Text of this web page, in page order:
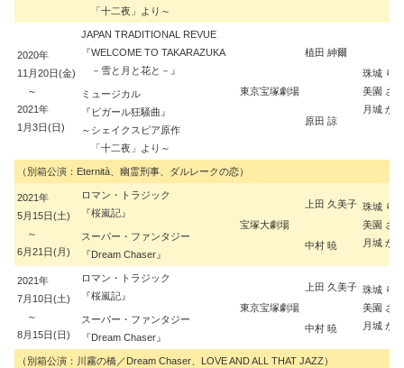
「十二夜」より～
2020年
11月20日(金)
～
2021年
1月3日(日)
JAPAN TRADITIONAL REVUE
『WELCOME TO TAKARAZUKA
－雪と月と花と－』
東京宝塚劇場
植田 紳爾
珠城 り
美園 さ
月城 か
ミュージカル
『ピガール狂騒曲』
～シェイクスピア原作
「十二夜」より～
原田 諒
（別箱公演：Eternità、幽霊刑事、ダルレークの恋）
2021年
5月15日(土)
～
6月21日(月)
ロマン・トラジック
『桜嵐記』
宝塚大劇場
上田 久美子 珠城 り
美園 さ
月城 か
スーパー・ファンタジー
『Dream Chaser』
中村 暁
2021年
7月10日(土)
～
8月15日(日)
ロマン・トラジック
『桜嵐記』
東京宝塚劇場
上田 久美子 珠城 り
美園 さ
月城 か
スーパー・ファンタジー
『Dream Chaser』
中村 暁
（別箱公演：川霧の橋／Dream Chaser、LOVE AND ALL THAT JAZZ）